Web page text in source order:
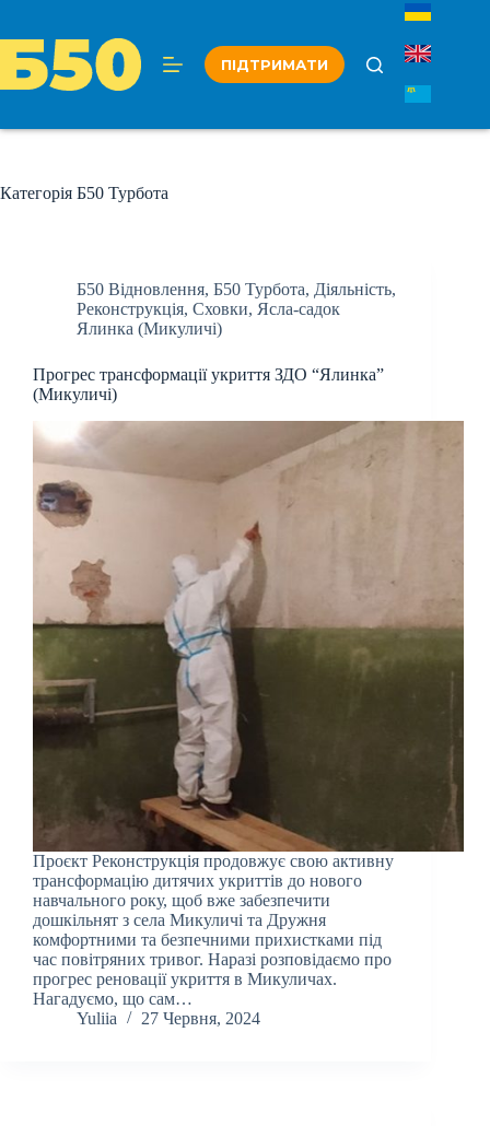
вмісту
ПІДТРИМАТИ
Категорія Б50 Турбота
Б50 Відновлення, Б50 Турбота, Діяльність,
Реконструкція, Сховки, Ясла-садок
Ялинка (Микуличі)
Прогрес трансформації укриття ЗДО “Ялинка”
(Микуличі)
Проєкт Реконструкція продовжує свою активну
трансформацію дитячих укриттів до нового
навчального року, щоб вже забезпечити
дошкільнят з села Микуличі та Дружня
комфортними та безпечними прихистками під
час повітряних тривог. Наразі розповідаємо про
прогрес реновації укриття в Микуличах.
Нагадуємо, що сам…
Yuliia
27 Червня, 2024